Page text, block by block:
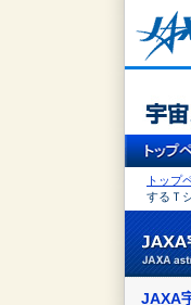
トップ
するＴ
JAXA